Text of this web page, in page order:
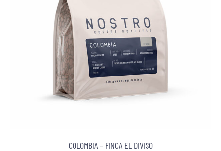
COLOMBIA – FINCA EL DIVISO